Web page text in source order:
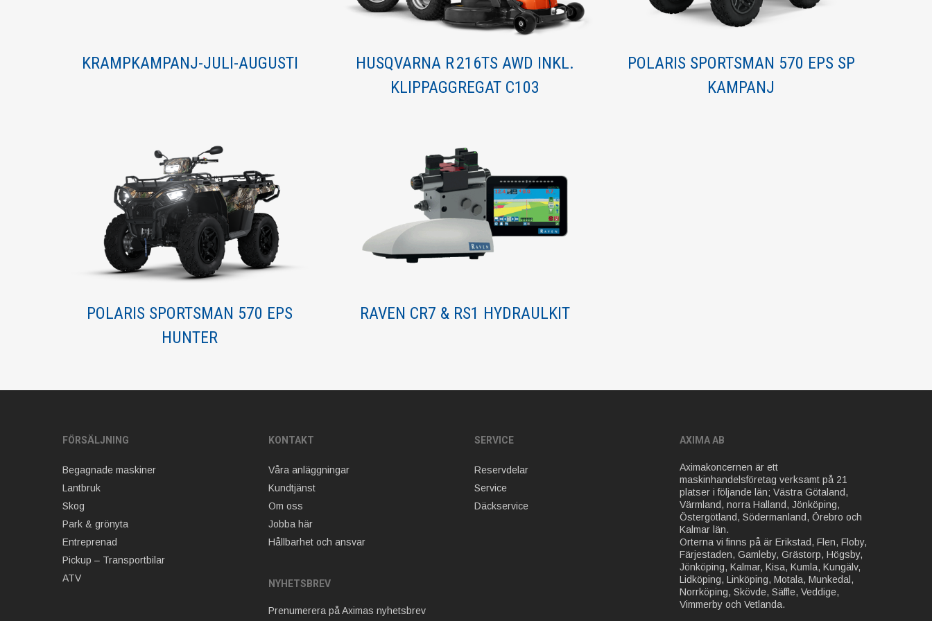
KRAMPKAMPANJ-JULI-AUGUSTI
HUSQVARNA R 216TS AWD INKL.
KLIPPAGGREGAT C103
POLARIS SPORTSMAN 570 EPS SP
KAMPANJ
POLARIS SPORTSMAN 570 EPS
HUNTER
RAVEN CR7 & RS1 HYDRAULKIT
FÖRSÄLJNING
Begagnade maskiner
Lantbruk
Skog
Park & grönyta
Entreprenad
Pickup – Transportbilar
ATV
KONTAKT
Våra anläggningar
Kundtjänst
Om oss
Jobba här
Hållbarhet och ansvar
NYHETSBREV
Prenumerera på Aximas nyhetsbrev
SERVICE
Reservdelar
Service
Däckservice
AXIMA AB
Aximakoncernen är ett
maskinhandelsföretag verksamt på 21
platser i följande län; Västra Götaland,
Värmland, norra Halland, Jönköping,
Östergötland, Södermanland, Örebro och
Kalmar län.
Orterna vi finns på är Erikstad, Flen, Floby,
Färjestaden, Gamleby, Grästorp, Högsby,
Jönköping, Kalmar, Kisa, Kumla, Kungälv,
Lidköping, Linköping, Motala, Munkedal,
Norrköping, Skövde, Säffle, Veddige,
Vimmerby och Vetlanda.